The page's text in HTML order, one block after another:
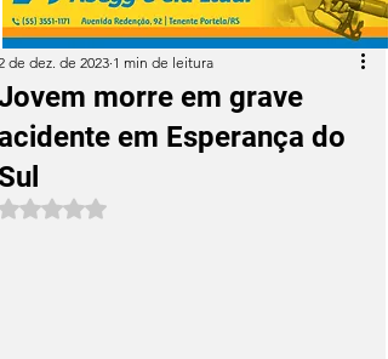
morre em grave
em Esperança do
de dez. de 2023 1 min de leitura
Avaliado com NaN de 5 estrelas.